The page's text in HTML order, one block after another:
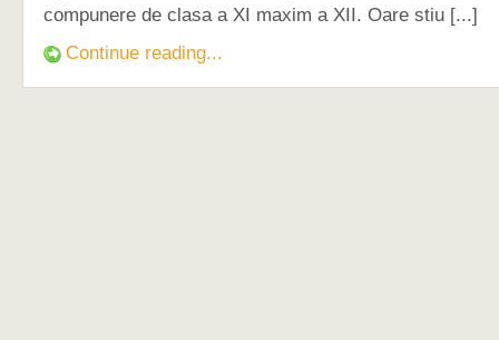
compunere de clasa a XI maxim a XII. Oare stiu [...]
Continue reading...